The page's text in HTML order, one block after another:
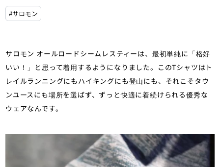
#サロモン
サロモン オールロードシームレスティーは、最初単純に「格好
いい！」と思って着用するようになりました。このTシャツはト
レイルランニングにもハイキングにも登山にも、それこそタウ
ンユースにも場所を選ばず、ずっと快適に着続けられる優秀な
ウェアなんです。